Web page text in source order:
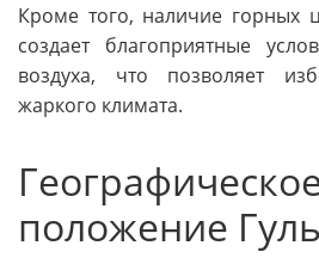
Кроме того, наличие горных
создает благоприятные
воздуха, что позволяет
жаркого климата.
положение